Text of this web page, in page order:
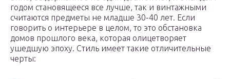
годом становящееся все лучше, так и винтажными
считаются предметы не младше 30-40 лет. Если
говорить о интерьере в целом, то это обстановка
домов прошлого века, которая олицетворяет
ушедшую эпоху. Стиль имеет такие отличительные
черты: